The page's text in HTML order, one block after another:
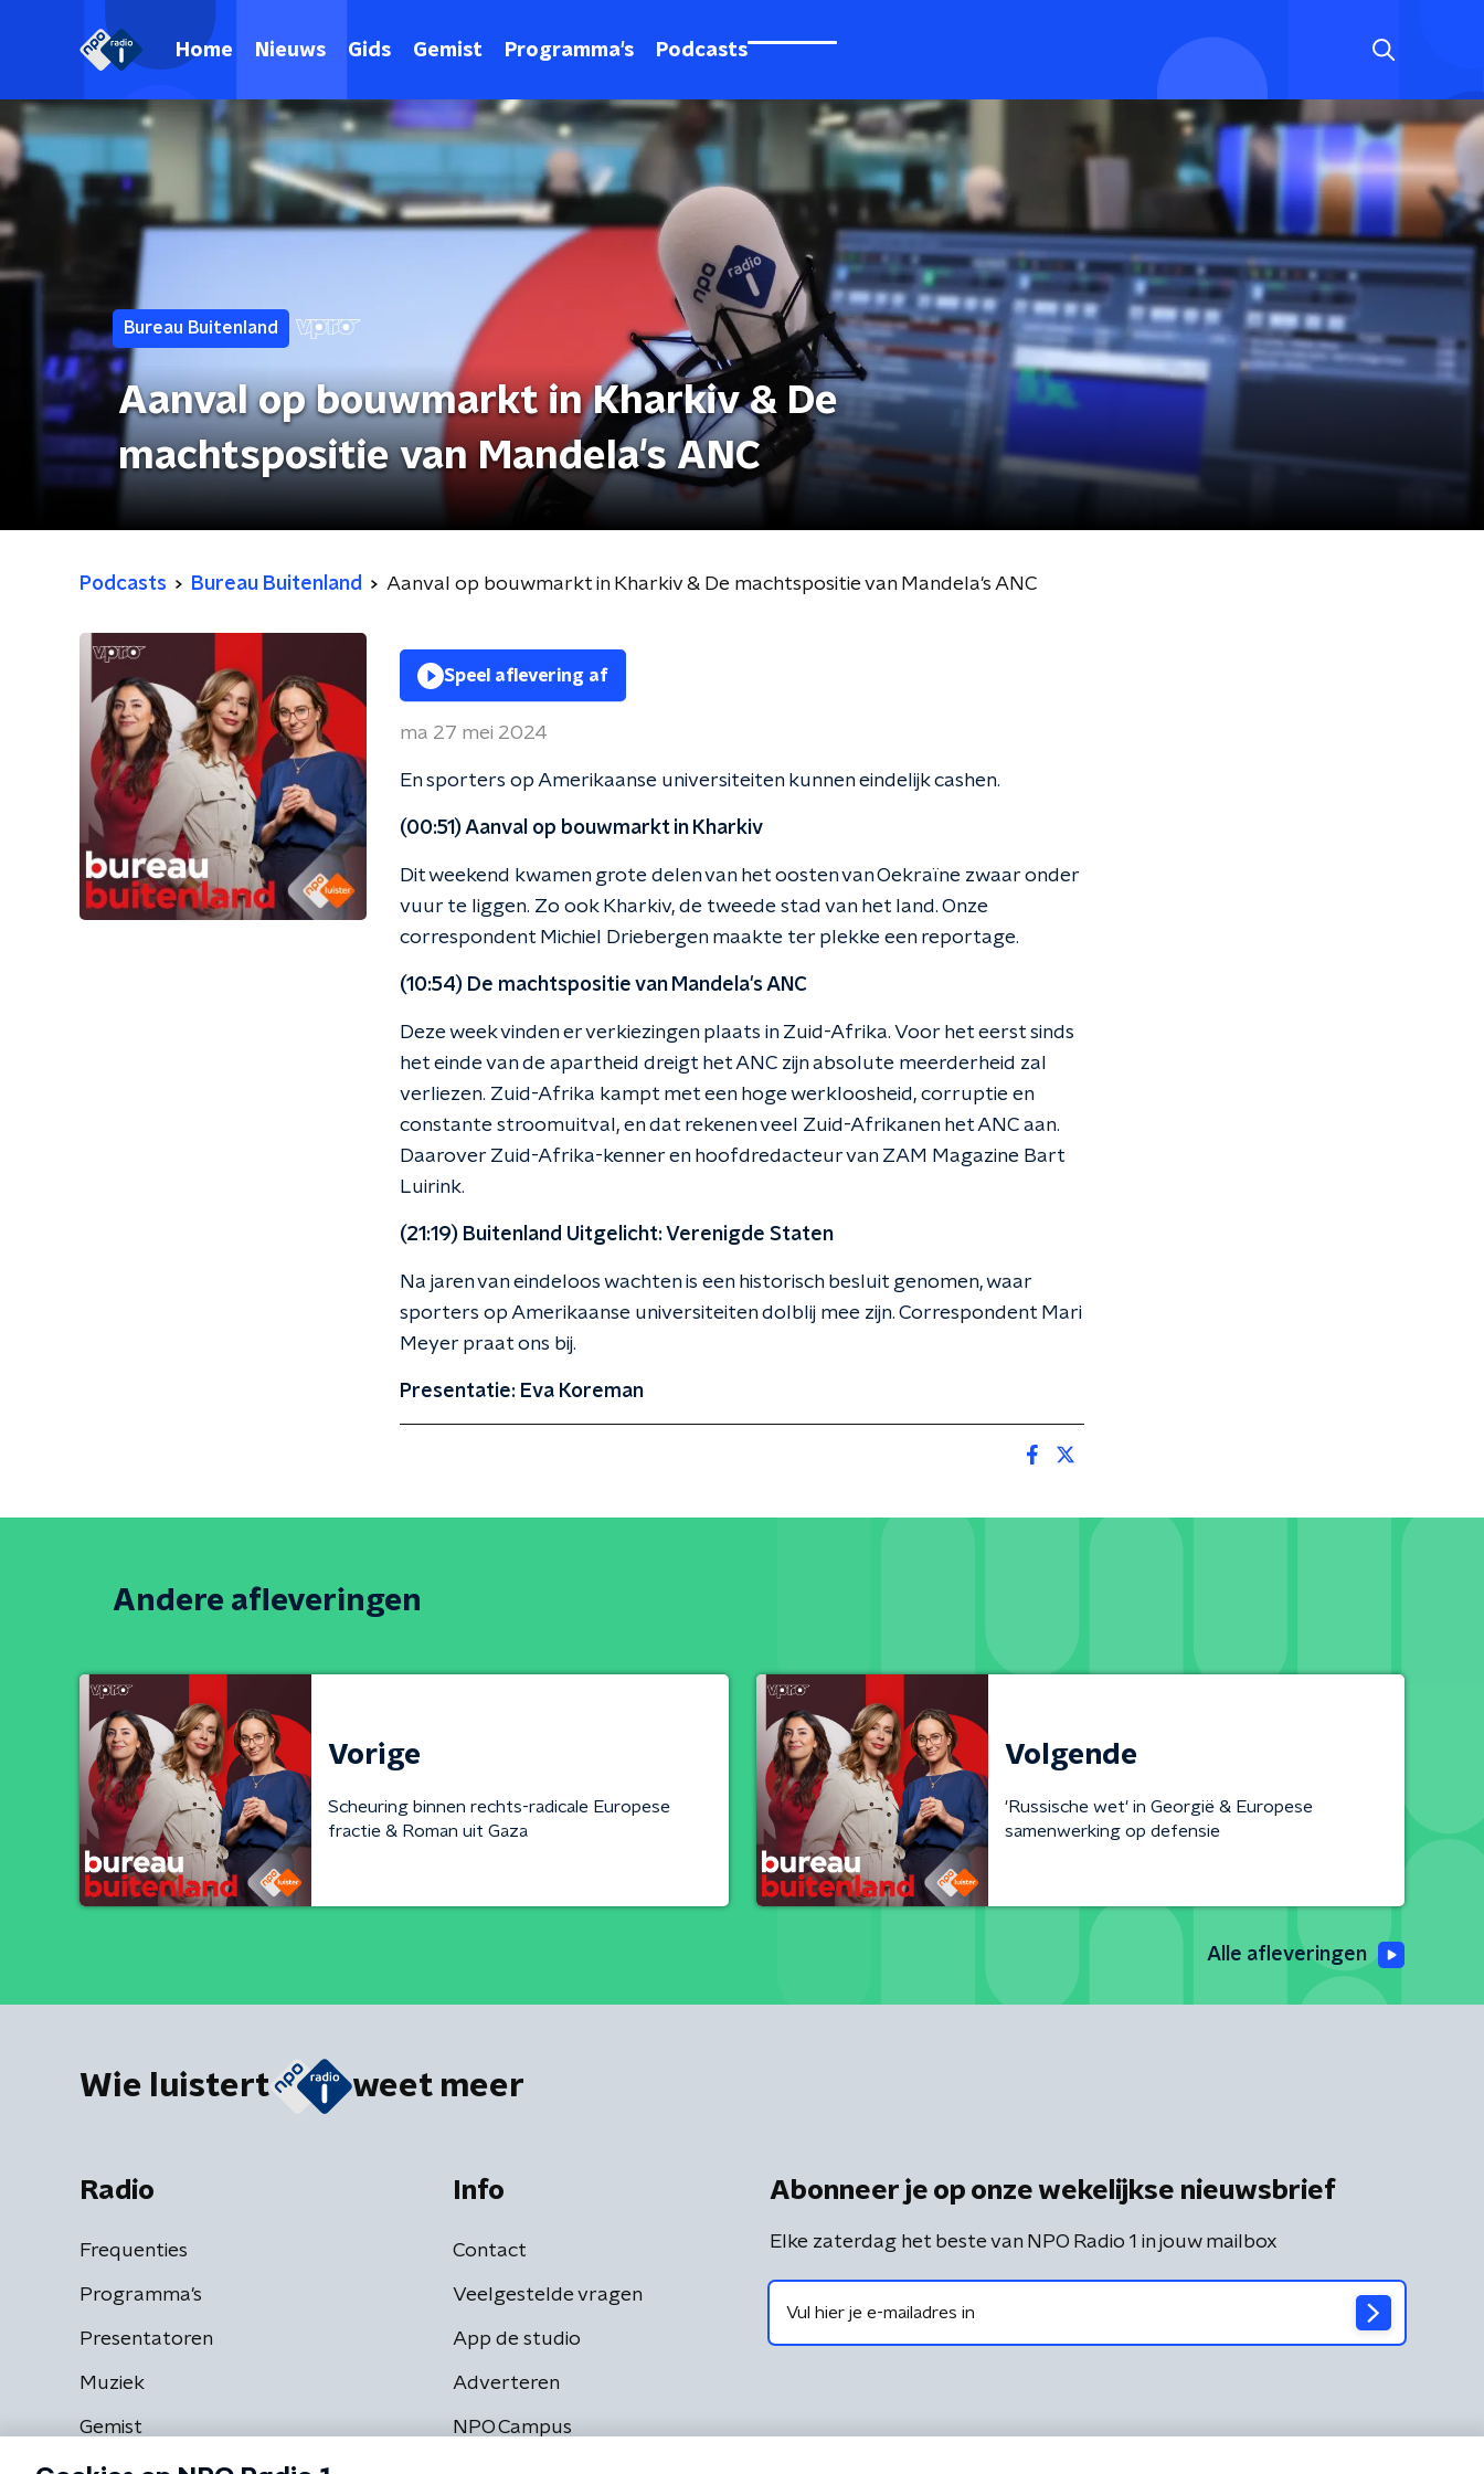
Home Nieuws Gids Gemist Programma's Podcasts
Bureau Buitenland
Aanval op bouwmarkt in Kharkiv & De
machtspositie van Mandela's ANC
Podcasts Bureau Buitenland Aanval op bouwmarkt in Kharkiv & De machtspositie van Mandela's ANC
Speel aflevering af
ma 27 mei 2024
En sporters op Amerikaanse universiteiten kunnen eindelijk cashen.
(00:51) Aanval op bouwmarkt in Kharkiv
Dit weekend kwamen grote delen van het oosten van Oekraïne zwaar onder
vuur te liggen. Zo ook Kharkiv, de tweede stad van het land. Onze
correspondent Michiel Driebergen maakte ter plekke een reportage.
(10:54) De machtspositie van Mandela's ANC
Deze week vinden er verkiezingen plaats in Zuid-Afrika. Voor het eerst sinds
het einde van de apartheid dreigt het ANC zijn absolute meerderheid zal
verliezen. Zuid-Afrika kampt met een hoge werkloosheid, corruptie en
constante stroomuitval, en dat rekenen veel Zuid-Afrikanen het ANC aan.
Daarover Zuid-Afrika-kenner en hoofdredacteur van ZAM Magazine Bart
Luirink.
(21:19) Buitenland Uitgelicht: Verenigde Staten
Na jaren van eindeloos wachten is een historisch besluit genomen, waar
sporters op Amerikaanse universiteiten dolblij mee zijn. Correspondent Mari
Meyer praat ons bij.
Presentatie: Eva Koreman
Andere afleveringen
Vorige
Scheuring binnen rechts-radicale Europese
fractie & Roman uit Gaza
Volgende
'Russische wet' in Georgië & Europese
samenwerking op defensie
Alle afleveringen
Wie luistert weet meer
Radio
Frequenties
Programma's
Presentatoren
Muziek
Gemist
Info
Contact
Veelgestelde vragen
App de studio
Adverteren
NPO Campus
Abonneer je op onze wekelijkse nieuwsbrief
Elke zaterdag het beste van NPO Radio 1 in jouw mailbox